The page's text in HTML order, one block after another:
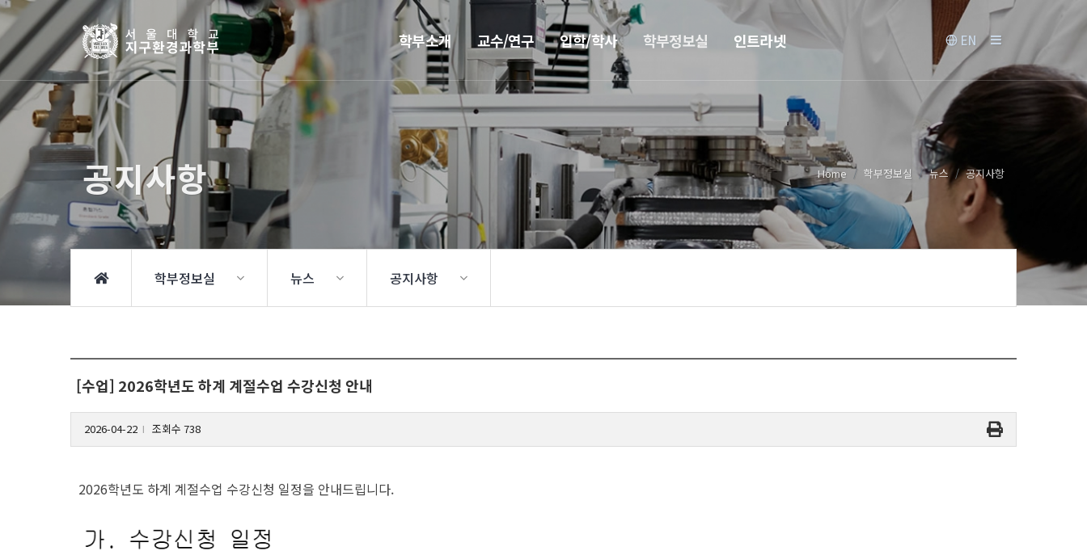
학부소개 교수/연구 입학/학사 학부정보실 인트라넷 EN
공지사항 Home 학부정보실 뉴스 공지사항
학부정보실 뉴스 공지사항
[수업] 2026학년도 하계 계절수업 수강신청 안내
2026-04-22 조회수 738
2026학년도 하계 계절수업 수강신청 일정을 안내드립니다.